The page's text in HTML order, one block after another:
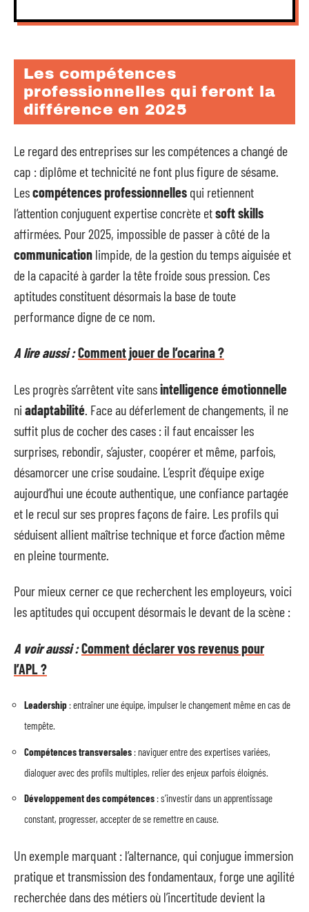
Les compétences
professionnelles qui feront la
différence en 2025
Le regard des entreprises sur les compétences a changé de
cap : diplôme et technicité ne font plus figure de sésame.
Lescompétences professionnelles qui retiennent
l’attention conjuguent expertise concrète etsoft skills
affirmées. Pour 2025, impossible de passer à côté de la
communication limpide, de la gestion du temps aiguisée et
de la capacité à garder la tête froide sous pression. Ces
aptitudes constituent désormais la base de toute
performance digne de ce nom.
A lire aussi :Comment jouer de l’ocarina ?
Les progrès s’arrêtent vite sansintelligence émotionnelle
ni adaptabilité . Face au déferlement de changements, il ne
suffit plus de cocher des cases : il faut encaisser les
surprises, rebondir, s’ajuster, coopérer et même, parfois,
désamorcer une crise soudaine. L’esprit d’équipe exige
aujourd’hui une écoute authentique, une confiance partagée
et le recul sur ses propres façons de faire. Les profils qui
séduisent allient maîtrise technique et force d’action même
en pleine tourmente.
Pour mieux cerner ce que recherchent les employeurs, voici
les aptitudes qui occupent désormais le devant de la scène :
A voir aussi :Comment déclarer vos revenus pour
l’APL ?
Leadership : entraîner une équipe, impulser le changement même en cas de
tempête.
Compétences transversales : naviguer entre des expertises variées,
dialoguer avec des profils multiples, relier des enjeux parfois éloignés.
Développement des compétences : s’investir dans un apprentissage
constant, progresser, accepter de se remettre en cause.
Un exemple marquant : l’alternance, qui conjugue immersion
pratique et transmission des fondamentaux, forge une agilité
recherchée dans des métiers où l’incertitude devient la